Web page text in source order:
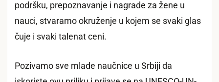
podršku, prepoznavanje i nagrade za žene u
nauci, stvaramo okruženje u kojem se svaki glas
čuje i svaki talenat ceni.
Pozivamo sve mlade naučnice u Srbiji da